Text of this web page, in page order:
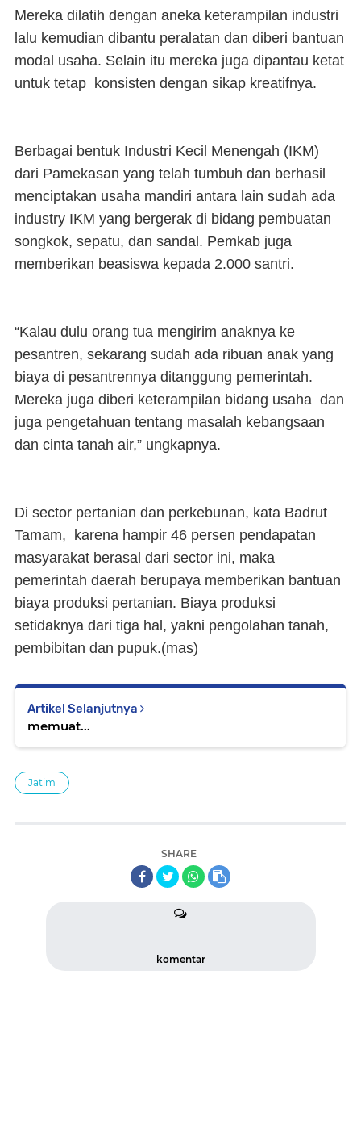
Mereka dilatih dengan aneka keterampilan industri
lalu kemudian dibantu peralatan dan diberi bantuan
modal usaha. Selain itu mereka juga dipantau ketat
untuk tetap konsisten dengan sikap kreatifnya.
Berbagai bentuk Industri Kecil Menengah (IKM)
dari Pamekasan yang telah tumbuh dan berhasil
menciptakan usaha mandiri antara lain sudah ada
industry IKM yang bergerak di bidang pembuatan
songkok, sepatu, dan sandal. Pemkab juga
memberikan beasiswa kepada 2.000 santri.
“Kalau dulu orang tua mengirim anaknya ke
pesantren, sekarang sudah ada ribuan anak yang
biaya di pesantrennya ditanggung pemerintah.
Mereka juga diberi keterampilan bidang usaha dan
juga pengetahuan tentang masalah kebangsaan
dan cinta tanah air,” ungkapnya.
Di sector pertanian dan perkebunan, kata Badrut
Tamam, karena hampir 46 persen pendapatan
masyarakat berasal dari sector ini, maka
pemerintah daerah berupaya memberikan bantuan
biaya produksi pertanian. Biaya produksi
setidaknya dari tiga hal, yakni pengolahan tanah,
pembibitan dan pupuk.(mas)
Artikel Selanjutnya
memuat...
Jatim
SHARE
komentar